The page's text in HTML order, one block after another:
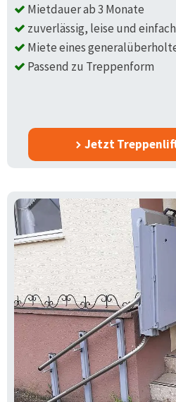
Mietdauer ab 3 Monate
zuverlässig, leise und
Miete eines
Passend zu Treppenform
Jetzt